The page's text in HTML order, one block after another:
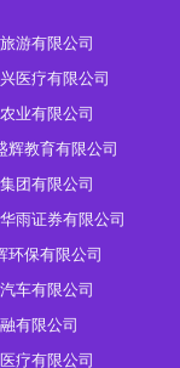
游有限公司
医疗有限公司
业有限公司
辉教育有限公司
团有限公司
雨证券有限公司
环保有限公司
车有限公司
有限公司
疗有限公司